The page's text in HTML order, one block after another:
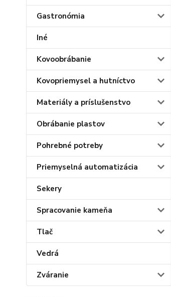
Gastronómia
Iné
Kovoobrábanie
Kovopriemysel a hutníctvo
Materiály a príslušenstvo
Obrábanie plastov
Pohrebné potreby
Priemyselná automatizácia
Sekery
Spracovanie kameňa
Tlač
Vedrá
Zváranie